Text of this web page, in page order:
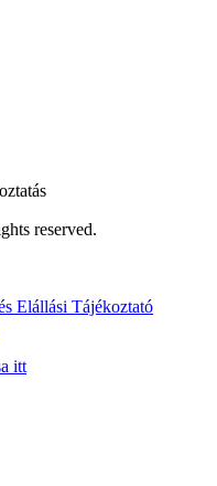
reserved.
Elállási Tájékoztató
itt